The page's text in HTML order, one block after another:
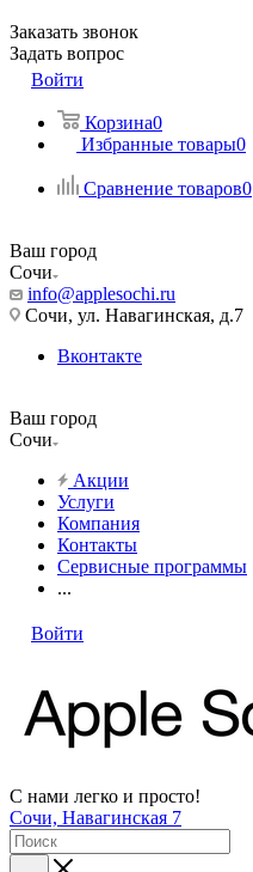
Заказать звонок
Задать вопрос
Войти
Корзина0
Избранные товары0
Сравнение товаров0
Ваш город
Сочи
info@applesochi.ru
Сочи, ул. Навагинская, д.7
Вконтакте
Ваш город
Сочи
Акции
Услуги
Компания
Контакты
Сервисные программы
...
Войти
С нами легко и просто!
Сочи, Навагинская 7